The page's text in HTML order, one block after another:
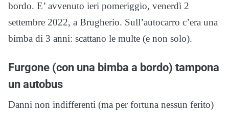
bordo. E’ avvenuto ieri pomeriggio, venerdì 2
settembre 2022, a Brugherio. Sull’autocarro c’era una
bimba di 3 anni: scattano le multe (e non solo).
Furgone (con una bimba a bordo) tampona
un autobus
Danni non indifferenti (ma per fortuna nessun ferito)